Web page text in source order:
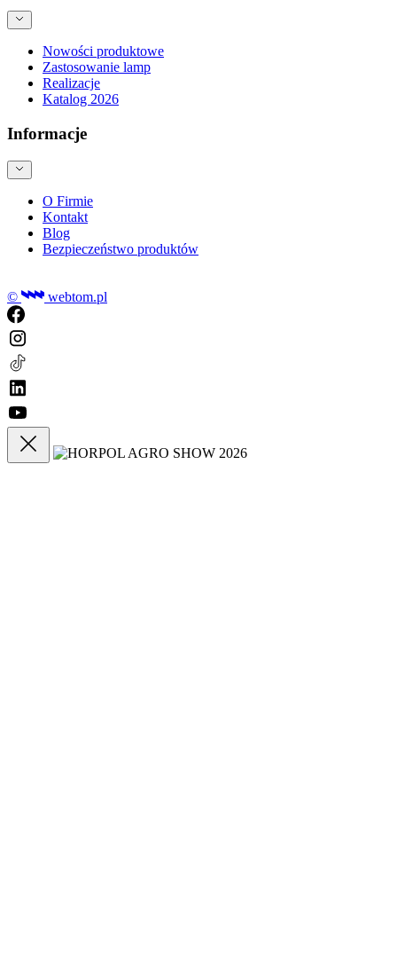
Nowości produktowe
Zastosowanie lamp
Realizacje
Katalog 2026
Informacje
O Firmie
Kontakt
Blog
Bezpieczeństwo produktów
© webtom.pl